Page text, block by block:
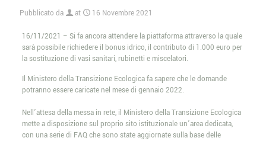
Pubblicato da at 16 Novembre 2021
16/11/2021 – Si fa ancora attendere la piattaforma attraverso la quale
sarà possibile richiedere il bonus idrico, il contributo di 1.000 euro per
la sostituzione di vasi sanitari, rubinetti e miscelatori.
Il Ministero della Transizione Ecologica fa sapere che le domande
potranno essere caricate nel mese di gennaio 2022.
Nell’attesa della messa in rete, il Ministero della Transizione Ecologica
mette a disposizione sul proprio sito istituzionale un’area dedicata,
con una serie di FAQ che sono state aggiornate sulla base delle